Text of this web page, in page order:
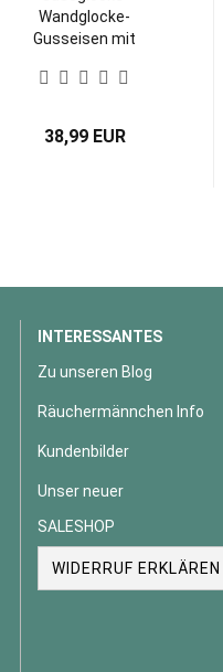
Wandglocke-
Gusseisen mit
38,99 EUR
INTERESSANTES
Zu unseren Blog
Räuchermännchen Info
Kundenbilder
Unser neuer
SALESHOP
WIDERRUF ERKLÄREN